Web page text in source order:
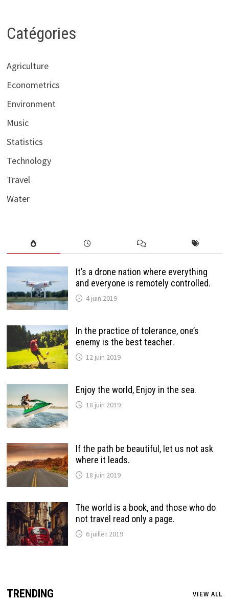
Catégories
Agriculture
Econometrics
Environment
Music
Statistics
Technology
Travel
Water
It’s a drone nation where everything
and everyone is remotely controlled.
4 juin 2019
In the practice of tolerance, one’s
enemy is the best teacher.
12 juin 2019
Enjoy the world, Enjoy in the sea.
18 juin 2019
If the path be beautiful, let us not ask
where it leads.
18 juin 2019
The world is a book, and those who do
not travel read only a page.
6 juillet 2019
TRENDING VIEW ALL